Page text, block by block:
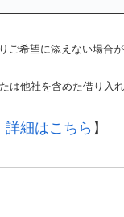
希望に添えない場合が
は他社を含めた借り入
細はこちら 】